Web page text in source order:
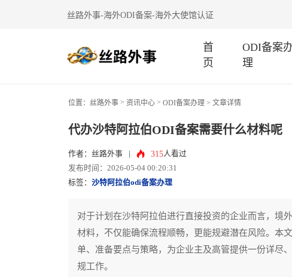
丝路外事-海外ODI备案-海外大使馆认证
首
页
ODI备案
理
位置： 丝路外事 > 资讯中心 > ODI备案办理 > 文章详情
代办沙特阿拉伯ODI备案需要什么材料呢
作者：丝路外事 315人看过
发布时间：2026-05-04 00:20:31
标签： 沙特阿拉伯odi备案办理
对于计划在沙特阿拉伯进行直接投资的企业而言，境
材料，不仅能确保流程顺畅，更能规避潜在风险。本
单、准备要点与策略，为企业主及高管提供一份详尽
规工作。